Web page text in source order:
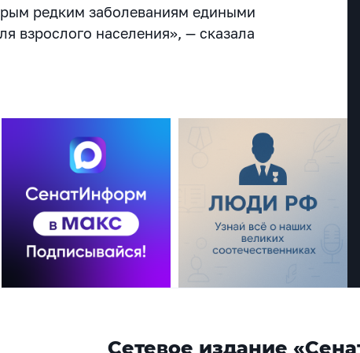
редким заболеваниям едиными
взрослого населения», — сказала
Сетевое издание